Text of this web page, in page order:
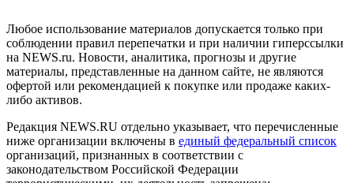
Любое использование материалов допускается только при
соблюдении правил перепечатки и при наличии гиперссылки
на NEWS.ru. Новости, аналитика, прогнозы и другие
материалы, представленные на данном сайте, не являются
офертой или рекомендацией к покупке или продаже каких-
либо активов.
Редакция NEWS.RU отдельно указывает, что перечисленные
ниже организации включены в единый федеральный список
организаций, признанных в соответствии с
законодательством Российской Федерации